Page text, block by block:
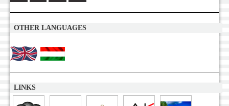
OTHER LANGUAGES
LINKS